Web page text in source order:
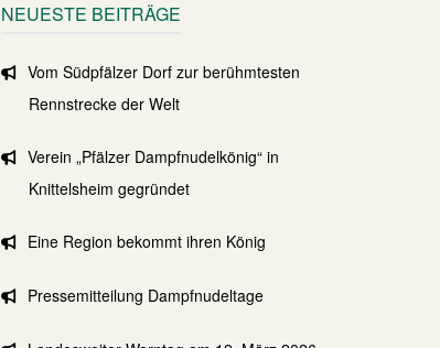
NEUESTE BEITRÄGE
Vom Südpfälzer Dorf zur berühmtesten
Rennstrecke der Welt
Verein „Pfälzer Dampfnudelkönig“ in
Knittelsheim gegründet
Eine Region bekommt ihren König
Pressemitteilung Dampfnudeltage